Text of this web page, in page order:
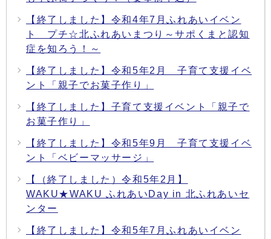
【終了しました】令和4年7月ふれあいイベン
ト プチ☆北ふれあいまつり～サポくまと認知
症を知ろう！～
【終了しました】令和5年2月 子育て支援イベ
ント「親子でお菓子作り」
【終了しました】子育て支援イベント「親子で
お菓子作り」
【終了しました】令和5年9月 子育て支援イベ
ント「ベビーマッサージ」
【（終了しました）令和5年2月】
WAKU★WAKU ふれあいDay in 北ふれあいセ
ンター
【終了しました】令和5年7月ふれあいイベン